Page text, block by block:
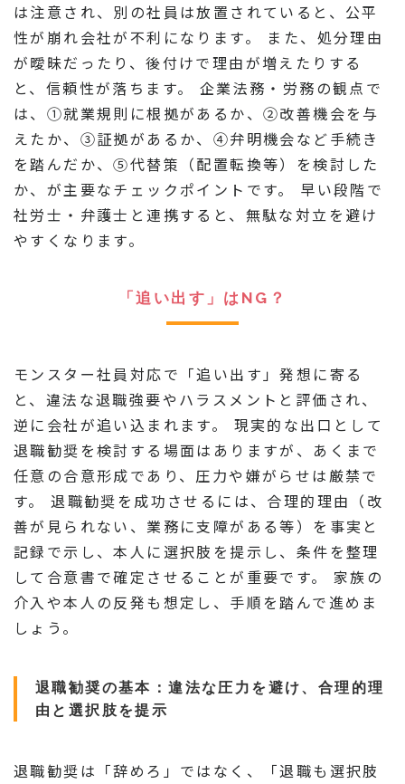
は注意され、別の社員は放置されていると、公平
性が崩れ会社が不利になります。 また、処分理由
が曖昧だったり、後付けで理由が増えたりする
と、信頼性が落ちます。 企業法務・労務の観点で
は、①就業規則に根拠があるか、②改善機会を与
えたか、③証拠があるか、④弁明機会など手続き
を踏んだか、⑤代替策（配置転換等）を検討した
か、が主要なチェックポイントです。 早い段階で
社労士・弁護士と連携すると、無駄な対立を避け
やすくなります。
「追い出す」はNG？
モンスター社員対応で「追い出す」発想に寄る
と、違法な退職強要やハラスメントと評価され、
逆に会社が追い込まれます。 現実的な出口として
退職勧奨を検討する場面はありますが、あくまで
任意の合意形成であり、圧力や嫌がらせは厳禁で
す。 退職勧奨を成功させるには、合理的理由（改
善が見られない、業務に支障がある等）を事実と
記録で示し、本人に選択肢を提示し、条件を整理
して合意書で確定させることが重要です。 家族の
介入や本人の反発も想定し、手順を踏んで進めま
しょう。
退職勧奨の基本：違法な圧力を避け、合理的理
由と選択肢を提示
退職勧奨は「辞めろ」ではなく、「退職も選択肢